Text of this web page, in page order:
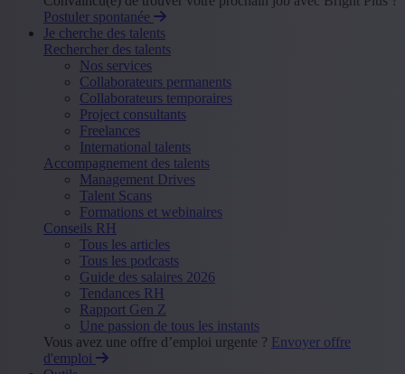
Postuler spontanée
Je cherche des talents
Rechercher des talents
Nos services
Collaborateurs permanents
Collaborateurs temporaires
Project consultants
Freelances
International talents
Accompagnement des talents
Management Drives
Talent Scans
Formations et webinaires
Conseils RH
Tous les articles
Tous les podcasts
Guide des salaires 2026
Tendances RH
Rapport Gen Z
Une passion de tous les instants
Vous avez une offre d’emploi urgente ? Envoyer offre
d'emploi